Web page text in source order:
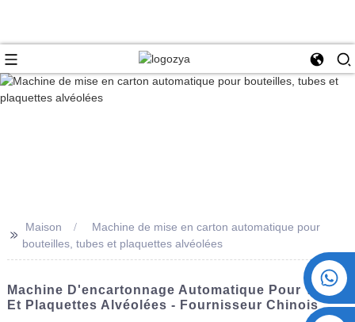
>>
Maison
Machine de mise en carton automatique pour
bouteilles, tubes et plaquettes alvéolées
Machine D'encartonnage Automatique Pour Tubes
Et Plaquettes Alvéolées - Fournisseur Chinois